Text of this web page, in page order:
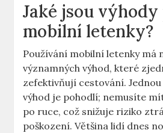
Jaké jsou
mobilní letenky?
Používání mobilní letenky má
významných výhod, které
zefektivňují cestování.
výhod je pohodlí; nemusíte
po ruce, což snižuje riziko
poškození. Většina lidí dnes